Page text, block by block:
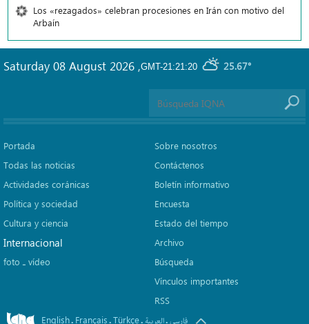
Los «rezagados» celebran procesiones en Irán con motivo del
Arbaín
GMT-21:21:20 25.67°
Saturday 08 August 2026 ,
Portada
Todas las noticias
Actividades coránicas
Política y sociedad
Cultura y ciencia
Internacional
foto ـ vídeo
Sobre nosotros
Contáctenos
Boletín informativo
Encuesta
Estado del tiempo
Archivo
Búsqueda
Vínculos importantes
RSS
English. Français.Türkçe. العربیة.فارسی